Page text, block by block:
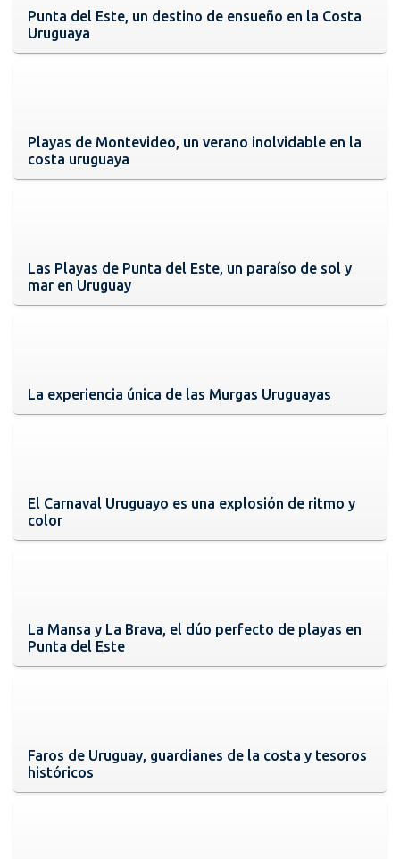
Punta del Este, un destino de ensueño en la Costa
Uruguaya
Playas de Montevideo, un verano inolvidable en la
costa uruguaya
Las Playas de Punta del Este, un paraíso de sol y
mar en Uruguay
La experiencia única de las Murgas Uruguayas
El Carnaval Uruguayo es una explosión de ritmo y
color
La Mansa y La Brava, el dúo perfecto de playas en
Punta del Este
Faros de Uruguay, guardianes de la costa y tesoros
históricos